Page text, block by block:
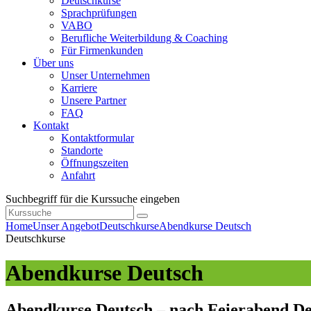
Sprachprüfungen
VABO
Berufliche Weiterbildung & Coaching
Für Firmenkunden
Über uns
Unser Unternehmen
Karriere
Unsere Partner
FAQ
Kontakt
Kontaktformular
Standorte
Öffnungszeiten
Anfahrt
Suchbegriff für die Kurssuche eingeben
HomeUnser AngebotDeutschkurseAbendkurse Deutsch
Deutschkurse
Abendkurse Deutsch